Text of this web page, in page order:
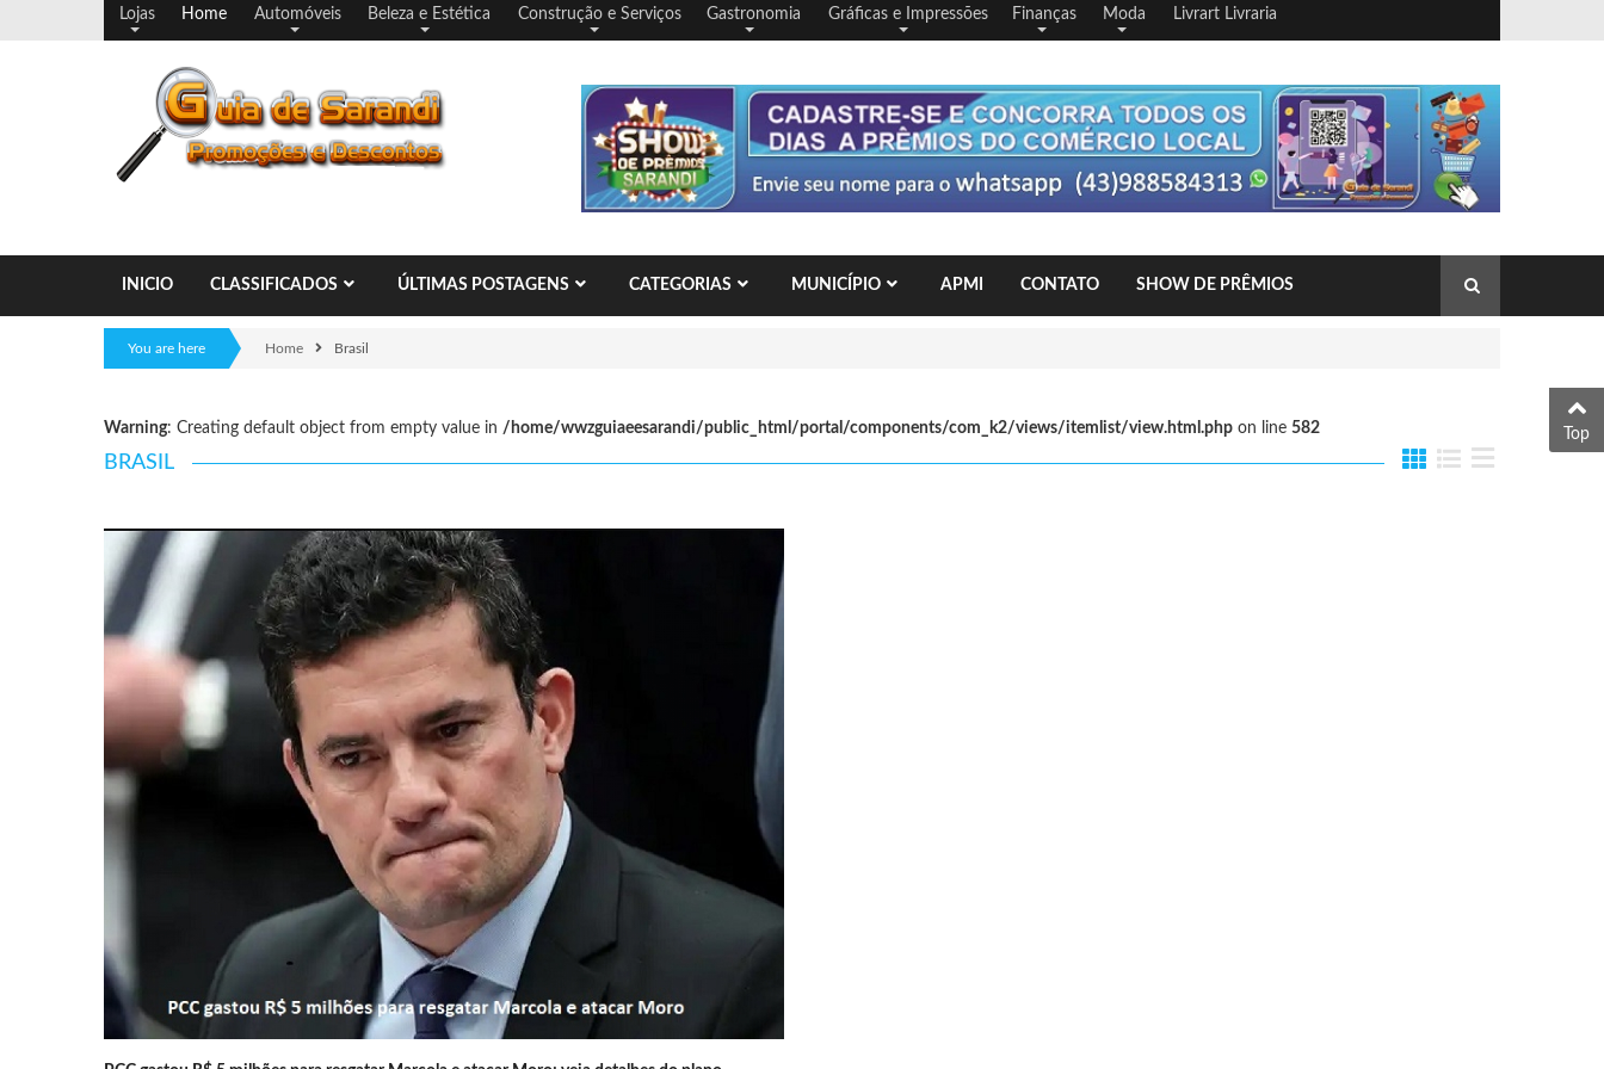
Lojas Home Automóveis Beleza e Estética Construção e Serviços Gastronomia Gráficas e Impressões Finanças Moda Livrart Livraria
INICIO CLASSIFICADOS ÚLTIMAS POSTAGENS CATEGORIAS MUNICÍPIO APMI CONTATO SHOW DE PRÊMIOS
You are here Home Brasil
Warning: Creating default object from empty value in /home/wwzguiaeesarandi/public_html/portal/components/com_k2/views/itemlist/view.html.php on line 582
BRASIL
Top